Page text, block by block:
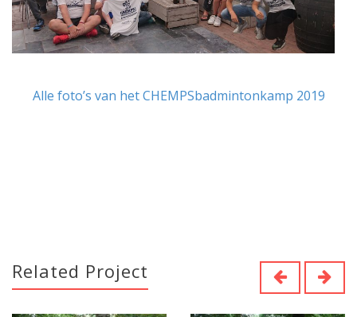
Alle foto’s van het CHEMPSbadmintonkamp 2019
Related Project